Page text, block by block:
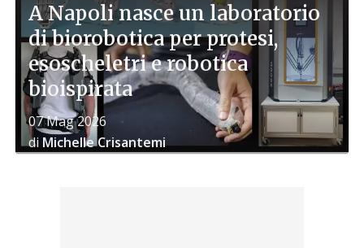
A Napoli nasce un laboratorio
di biorobotica per protesi,
esoscheletri e robotica
bioispirata
07 Mag 2026
di Michelle Crisantemi